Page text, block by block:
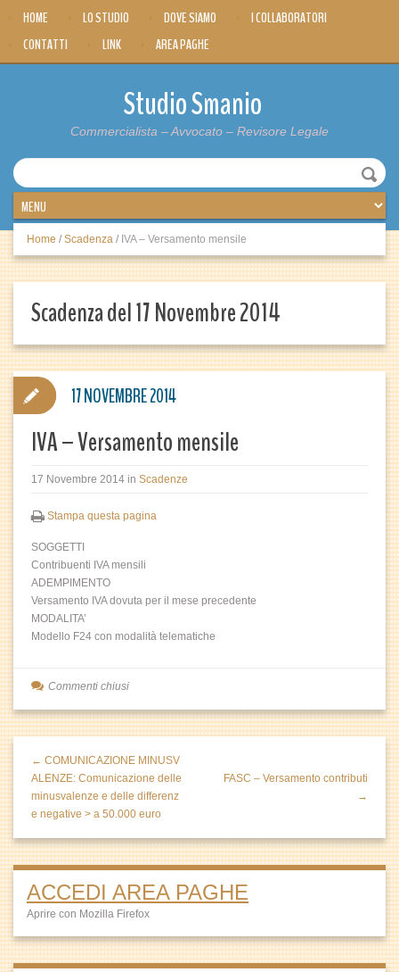
HOME LO STUDIO DOVE SIAMO
I COLLABORATORI
CONTATTI
LINK AREA PAGHE
Studio Smanio
Commercialista – Avvocato – Revisore Legale
Home / Scadenza / IVA – Versamento mensile
Scadenza del 17 Novembre 2014
IVA – Versamento mensile
17 Novembre 2014 in Scadenze
Stampa questa pagina
SOGGETTI
Contribuenti IVA mensili
ADEMPIMENTO
Versamento IVA dovuta per il mese precedente
MODALITA’
Modello F24 con modalità telematiche
17 NOVEMBRE 2014
Commenti chiusi
← COMUNICAZIONE MINUSV
ALENZE: Comunicazione delle
minusvalenze e delle differenz
e negative > a 50.000 euro
FASC – Versamento contributi
→
ACCEDI AREA PAGHE
Aprire con Mozilla Firefox